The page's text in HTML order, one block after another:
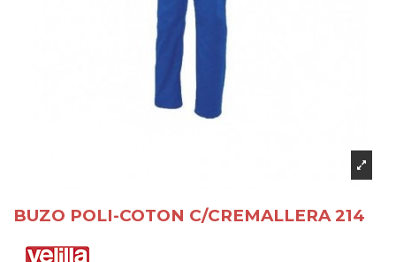
BUZO POLI-COTON C/CREMALLERA 214